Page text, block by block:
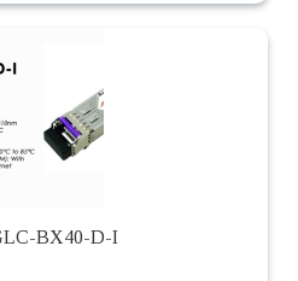
BX40-D-I